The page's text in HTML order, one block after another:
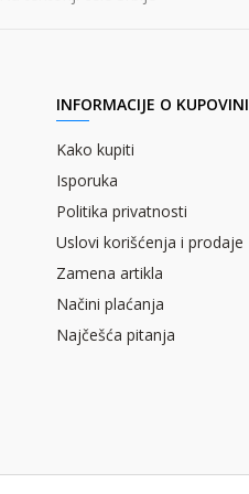
INFORMACIJE O KUPOVINI
Kako kupiti
Isporuka
Politika privatnosti
Uslovi korišćenja i prodaje
Zamena artikla
Načini plaćanja
Najčešća pitanja